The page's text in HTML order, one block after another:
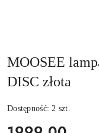
MOOSEE
DISC złota
Dostępność: 2 szt.